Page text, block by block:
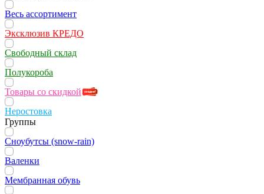
Весь ассортимент
Эксклюзив КРЕДО
Свободный склад
Полукороба
Товары со скидкой
Неростовка
Группы
Сноубутсы (snow-rain)
Валенки
Мембранная обувь